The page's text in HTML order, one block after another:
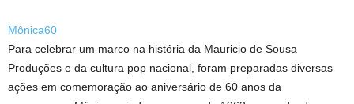
Mônica60
Para celebrar um marco na história da Mauricio de Sousa
Produções e da cultura pop nacional, foram preparadas diversas
ações em comemoração ao aniversário de 60 anos da